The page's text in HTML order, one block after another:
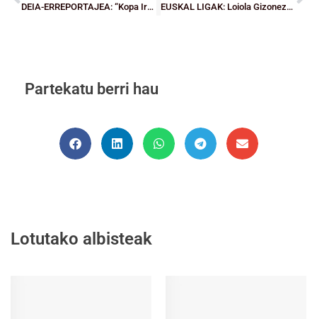
DEIA-ERREPORTAJEA: “Kopa Irabaztera joango gara” EUSKAL LIGAK: Loiola Gizonezkoen Kadete mailan eta Gernika Emakumezkoen Junior eta Kadete mailan, talderik indartsuenak
Partekatu berri hau
Lotutako albisteak